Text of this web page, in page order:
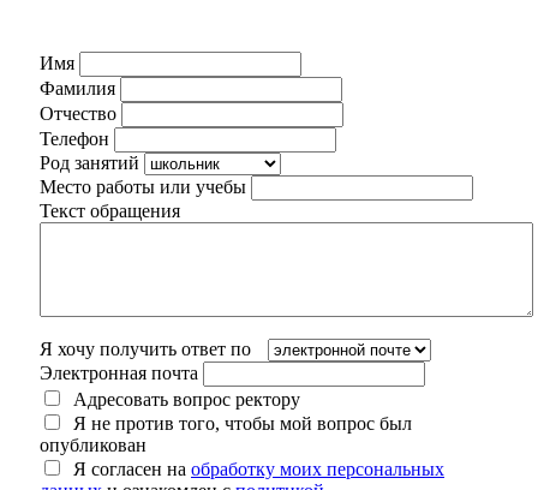
Имя
Фамилия
Отчество
Телефон
Род занятий
Место работы или учебы
Текст обращения
Я хочу получить ответ по
Электронная почта
Адресовать вопрос ректору
Я не против того, чтобы мой вопрос был
опубликован
Я согласен на обработку моих персональных